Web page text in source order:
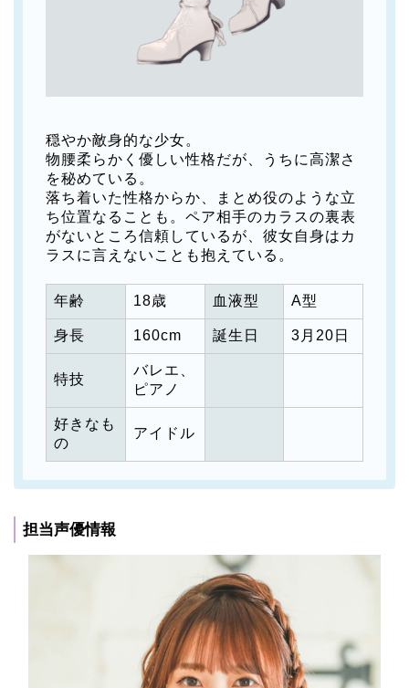
穏やか敵身的な少女。
物腰柔らかく優しい性格だが、うちに高潔さ
を秘めている。
落ち着いた性格からか、まとめ役のような立
ち位置なることも。ペア相手のカラスの裏表
がないところ信頼しているが、彼女自身はカ
ラスに言えないことも抱えている。
年齢 18歳 血液型 A型
身長 160cm 誕生日 3月20日
特技
バレエ、
ピアノ
好きなも
の
アイドル
担当声優情報